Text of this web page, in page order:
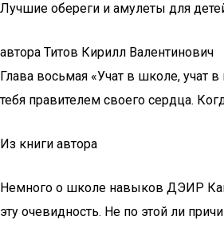
Лучшие обереги и амулеты для
автора Титов Кирилл Валентинович
Глава восьмая «Учат в школе, учат
тебя правителем своего сердца.
Из книги автора
Немного о школе навыков ДЭИР Как
эту очевидность. Не по этой ли